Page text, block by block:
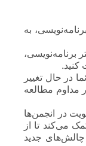
به
برنامه‌نویسی،
کنید.
در حال تغییر
مداوم مطالعه
در انجمن‌ها
می‌کند تا از
چالش‌های جدید